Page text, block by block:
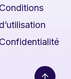
Conditions
d’utilisation
Confidentialité